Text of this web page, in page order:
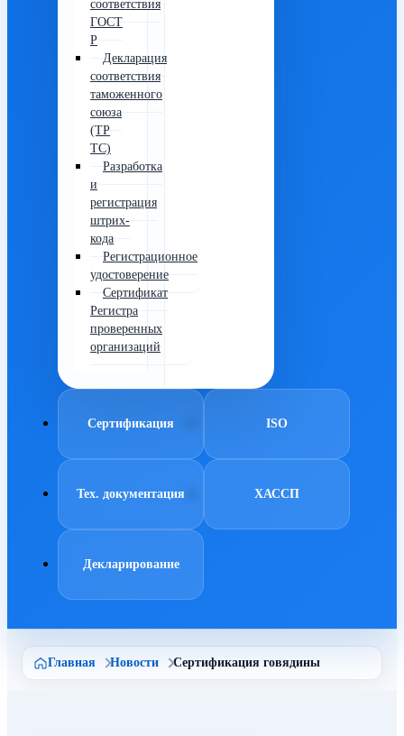
соответствия
ГОСТ
Р
Декларация
соответствия
таможенного
союза
(ТР
ТС)
Разработка
и
регистрация
штрих-
кода
Регистрационное
удостоверение
Сертификат
Регистра
проверенных
организаций
Сертификация ISO
Тех. документация ХАССП
Декларирование
Главная Новости Сертификация говядины